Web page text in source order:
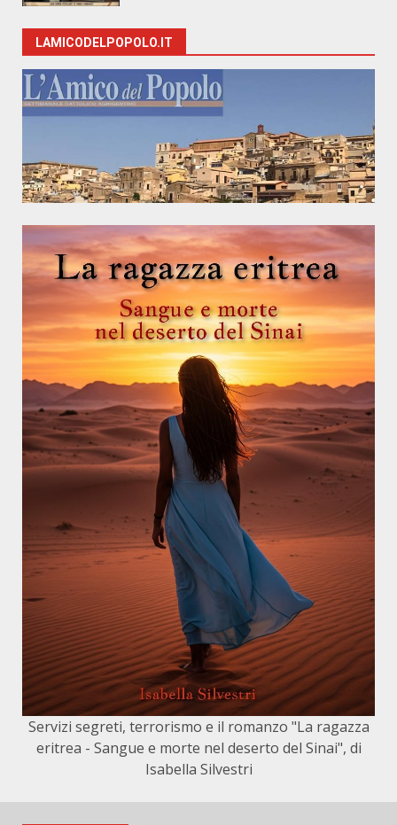
LAMICODELPOPOLO.IT
Servizi segreti, terrorismo e il romanzo "La ragazza
eritrea - Sangue e morte nel deserto del Sinai", di
Isabella Silvestri